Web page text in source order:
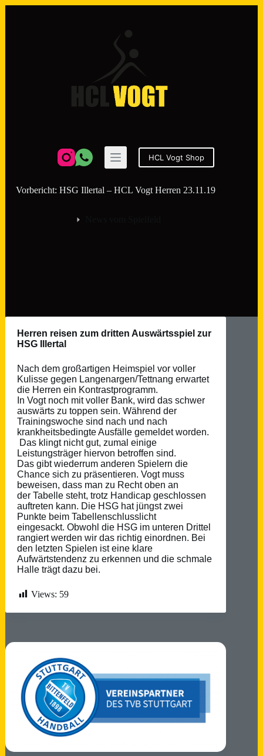
HCL Vogt Shop
Vorbericht: HSG Illertal – HCL Vogt Herren 23.11.19
Herren reisen zum dritten Auswärtsspiel zur
HSG Illertal
Nach dem großartigen Heimspiel vor voller
Kulisse gegen Langenargen/Tettnang erwartet
die Herren ein Kontrastprogramm.
In Vogt noch mit voller Bank, wird das schwer
auswärts zu toppen sein. Während der
Trainingswoche sind nach und nach
krankheitsbedingte Ausfälle gemeldet worden.
Das klingt nicht gut, zumal einige
Leistungsträger hiervon betroffen sind.
Das gibt wiederrum anderen Spielern die
Chance sich zu präsentieren. Vogt muss
beweisen, dass man zu Recht oben an
der Tabelle steht, trotz Handicap geschlossen
auftreten kann. Die HSG hat jüngst zwei
Punkte beim Tabellenschlusslicht
eingesackt. Obwohl die HSG im unteren Drittel
rangiert werden wir das richtig einordnen. Bei
den letzten Spielen ist eine klare
Aufwärtstendenz zu erkennen und die schmale
Halle trägt dazu bei.
Views: 59